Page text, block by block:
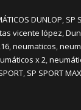
DUNLOP, SP
vicente lópez,
,neumaticos,
x 2,
, SP SPORT